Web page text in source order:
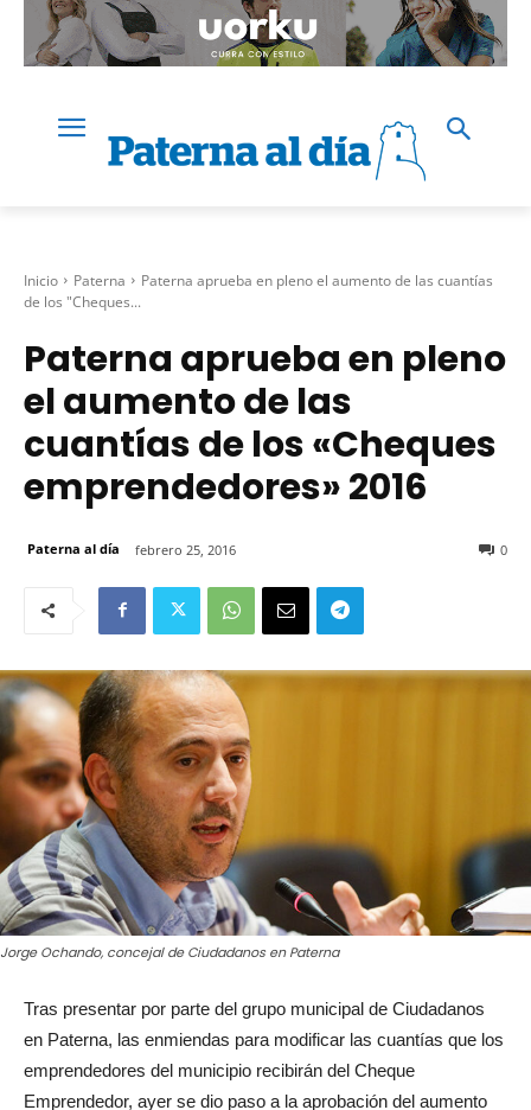
Inicio Paterna
Paterna aprueba en pleno el aumento de las cuantías
de los "Cheques...
Paterna aprueba en pleno
el aumento de las
cuantías de los «Cheques
emprendedores» 2016
Paterna al día febrero 25, 2016 0
Jorge Ochando, concejal de Ciudadanos en Paterna
Tras presentar por parte del grupo municipal de Ciudadanos
en Paterna, las enmiendas para modificar las cuantías que los
emprendedores del municipio recibirán del Cheque
Emprendedor, ayer se dio paso a la aprobación del aumento